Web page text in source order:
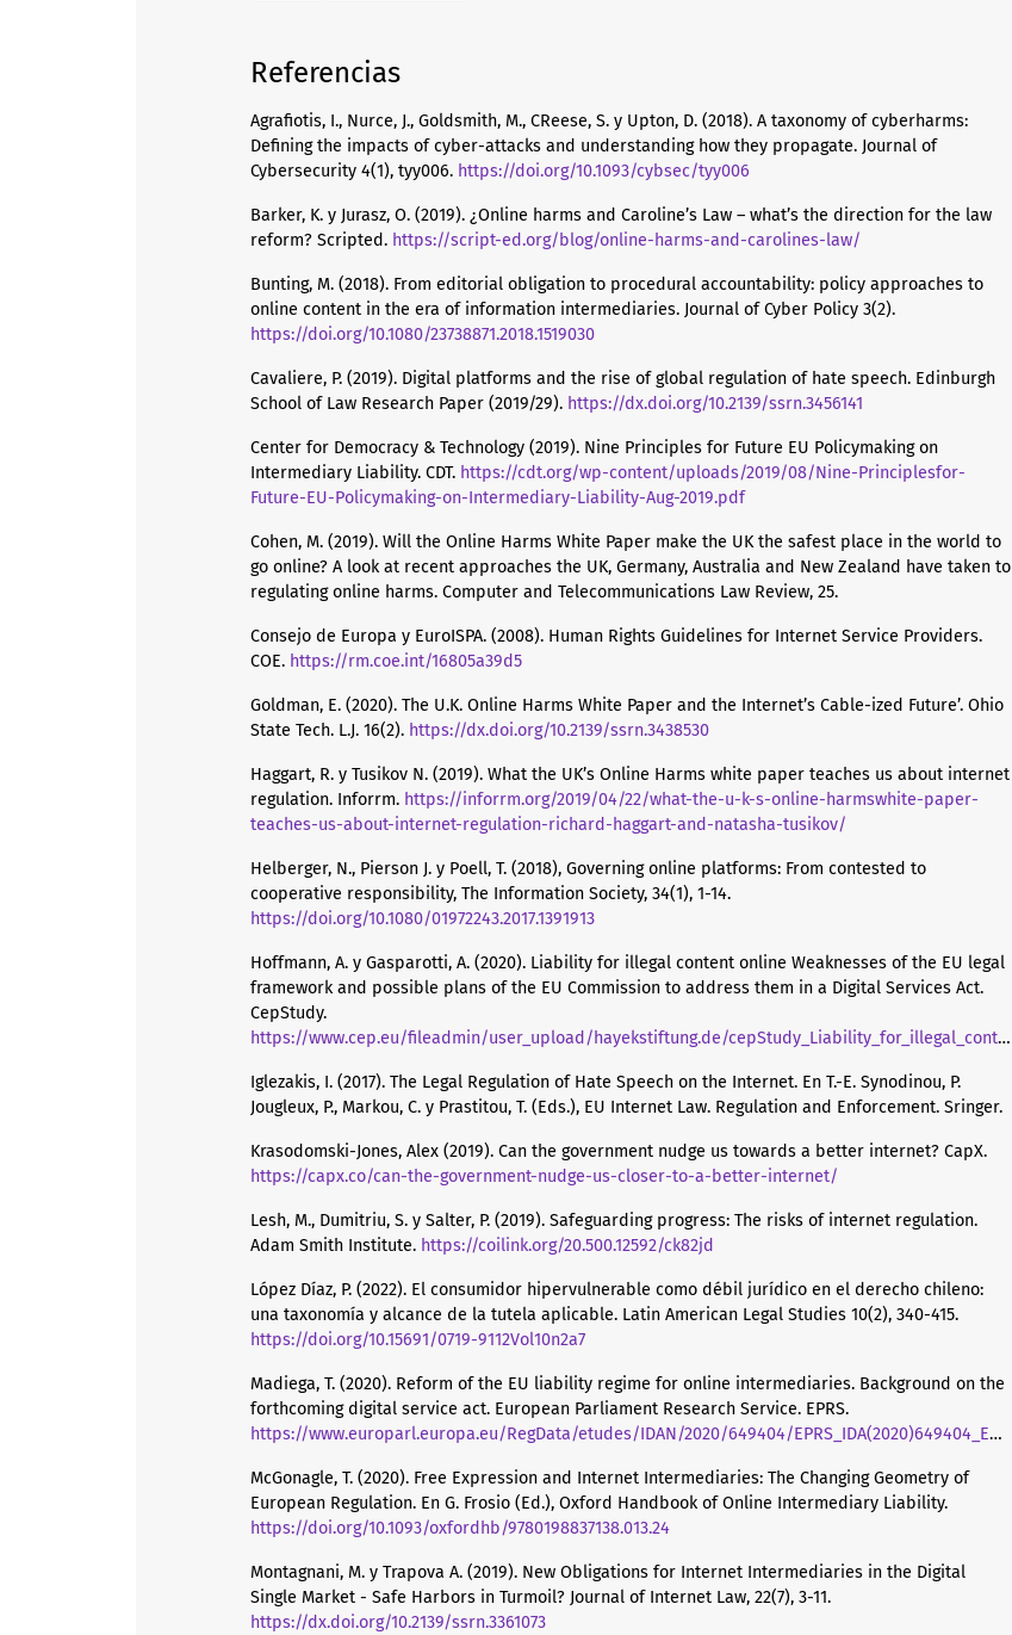
Referencias
Agrafiotis, I., Nurce, J., Goldsmith, M., CReese, S. y Upton, D. (2018). A taxonomy of cyberharms:
Defining the impacts of cyber-attacks and understanding how they propagate. Journal of
Cybersecurity 4(1), tyy006. https://doi.org/10.1093/cybsec/tyy006
Barker, K. y Jurasz, O. (2019). ¿Online harms and Caroline’s Law – what’s the direction for the law
reform? Scripted. https://script-ed.org/blog/online-harms-and-carolines-law/
Bunting, M. (2018). From editorial obligation to procedural accountability: policy approaches to
online content in the era of information intermediaries. Journal of Cyber Policy 3(2).
https://doi.org/10.1080/23738871.2018.1519030
Cavaliere, P. (2019). Digital platforms and the rise of global regulation of hate speech. Edinburgh
School of Law Research Paper (2019/29). https://dx.doi.org/10.2139/ssrn.3456141
Center for Democracy & Technology (2019). Nine Principles for Future EU Policymaking on
Intermediary Liability. CDT. https://cdt.org/wp-content/uploads/2019/08/Nine-Principlesfor-
Future-EU-Policymaking-on-Intermediary-Liability-Aug-2019.pdf
Cohen, M. (2019). Will the Online Harms White Paper make the UK the safest place in the world to
go online? A look at recent approaches the UK, Germany, Australia and New Zealand have taken to
regulating online harms. Computer and Telecommunications Law Review, 25.
Consejo de Europa y EuroISPA. (2008). Human Rights Guidelines for Internet Service Providers.
COE. https://rm.coe.int/16805a39d5
Goldman, E. (2020). The U.K. Online Harms White Paper and the Internet’s Cable-ized Future’. Ohio
State Tech. L.J. 16(2). https://dx.doi.org/10.2139/ssrn.3438530
Haggart, R. y Tusikov N. (2019). What the UK’s Online Harms white paper teaches us about internet
regulation. Inforrm. https://inforrm.org/2019/04/22/what-the-u-k-s-online-harmswhite-paper-
teaches-us-about-internet-regulation-richard-haggart-and-natasha-tusikov/
Helberger, N., Pierson J. y Poell, T. (2018), Governing online platforms: From contested to
cooperative responsibility, The Information Society, 34(1), 1-14.
https://doi.org/10.1080/01972243.2017.1391913
Hoffmann, A. y Gasparotti, A. (2020). Liability for illegal content online Weaknesses of the EU legal
framework and possible plans of the EU Commission to address them in a Digital Services Act.
CepStudy.
https://www.cep.eu/fileadmin/user_upload/hayekstiftung.de/cepStudy_Liability_for_illegal_content_online.pdf
Iglezakis, I. (2017). The Legal Regulation of Hate Speech on the Internet. En T.-E. Synodinou, P.
Jougleux, P., Markou, C. y Prastitou, T. (Eds.), EU Internet Law. Regulation and Enforcement. Sringer.
Krasodomski-Jones, Alex (2019). Can the government nudge us towards a better internet? CapX.
https://capx.co/can-the-government-nudge-us-closer-to-a-better-internet/
Lesh, M., Dumitriu, S. y Salter, P. (2019). Safeguarding progress: The risks of internet regulation.
Adam Smith Institute. https://coilink.org/20.500.12592/ck82jd
López Díaz, P. (2022). El consumidor hipervulnerable como débil jurídico en el derecho chileno:
una taxonomía y alcance de la tutela aplicable. Latin American Legal Studies 10(2), 340-415.
https://doi.org/10.15691/0719-9112Vol10n2a7
Madiega, T. (2020). Reform of the EU liability regime for online intermediaries. Background on the
forthcoming digital service act. European Parliament Research Service. EPRS.
https://www.europarl.europa.eu/RegData/etudes/IDAN/2020/649404/EPRS_IDA(2020)649404_EN.pdf
McGonagle, T. (2020). Free Expression and Internet Intermediaries: The Changing Geometry of
European Regulation. En G. Frosio (Ed.), Oxford Handbook of Online Intermediary Liability.
https://doi.org/10.1093/oxfordhb/9780198837138.013.24
Montagnani, M. y Trapova A. (2019). New Obligations for Internet Intermediaries in the Digital
Single Market - Safe Harbors in Turmoil? Journal of Internet Law, 22(7), 3-11.
https://dx.doi.org/10.2139/ssrn.3361073